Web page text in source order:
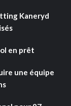
Kaneryd
en prêt
une équipe